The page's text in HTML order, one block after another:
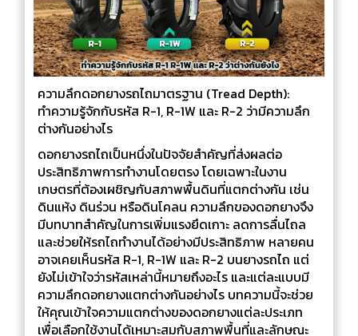
ความลึกดอกยางรถไถมาตรฐาน (Tread Depth):
ทำความรู้จักกับรหัส R-1, R-1W และ R-2 ว่ามีความลึก
ต่างกันอย่างไร
ดอกยางรถไถเป็นหนึ่งในปัจจัยสำคัญที่ส่งผลต่อ
ประสิทธิภาพการทำงานโดยตรง โดยเฉพาะในงาน
เกษตรที่ต้องเผชิญกับสภาพพื้นดินที่แตกต่างกัน เช่น
ดินแห้ง ดินร่วน หรือดินโคลน ความลึกของดอกยางจึง
มีบทบาทสำคัญในการเพิ่มแรงยึดเกาะ ลดการลื่นไถล
และช่วยให้รถไถทำงานได้อย่างมีประสิทธิภาพ หลายคน
อาจเคยเห็นรหัส R-1, R-1W และ R-2 บนยางรถไถ แต่
ยังไม่เข้าใจว่ารหัสเหล่านี้หมายถึงอะไร และแต่ละแบบมี
ความลึกดอกยางแตกต่างกันอย่างไร บทความนี้จะช่วย
ให้คุณเข้าใจความแตกต่างของดอกยางแต่ละประเภท
เพื่อเลือกใช้งานได้เหมาะสมกับสภาพพื้นที่และลักษณะ